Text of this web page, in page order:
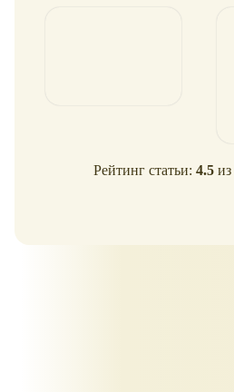
Рейтинг статьи: 4.5 из